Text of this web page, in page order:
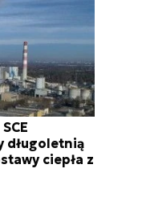
długoletnią
ciepła z